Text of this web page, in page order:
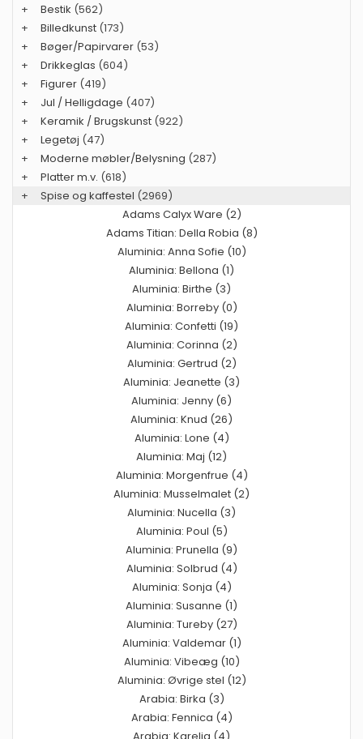
+ Bestik (562)
+
Billedkunst (173)
+
Bøger/Papirvarer (53)
+
Drikkeglas (604)
+
Figurer (419)
+
Jul / Helligdage (407)
+
Keramik / Brugskunst (922)
+
Legetøj (47)
+
Moderne møbler/Belysning (287)
+
Platter m.v. (618)
+
Spise og kaffestel (2969)
Adams Calyx Ware (2)
Adams Titian: Della Robia (8)
Aluminia: Anna Sofie (10)
Aluminia: Bellona (1)
Aluminia: Birthe (3)
Aluminia: Borreby (0)
Aluminia: Confetti (19)
Aluminia: Corinna (2)
Aluminia: Gertrud (2)
Aluminia: Jeanette (3)
Aluminia: Jenny (6)
Aluminia: Knud (26)
Aluminia: Lone (4)
Aluminia: Maj (12)
Aluminia: Morgenfrue (4)
Aluminia: Musselmalet (2)
Aluminia: Nucella (3)
Aluminia: Poul (5)
Aluminia: Prunella (9)
Aluminia: Solbrud (4)
Aluminia: Sonja (4)
Aluminia: Susanne (1)
Aluminia: Tureby (27)
Aluminia: Valdemar (1)
Aluminia: Vibeæg (10)
Aluminia: Øvrige stel (12)
Arabia: Birka (3)
Arabia: Fennica (4)
Arabia: Karelia (4)